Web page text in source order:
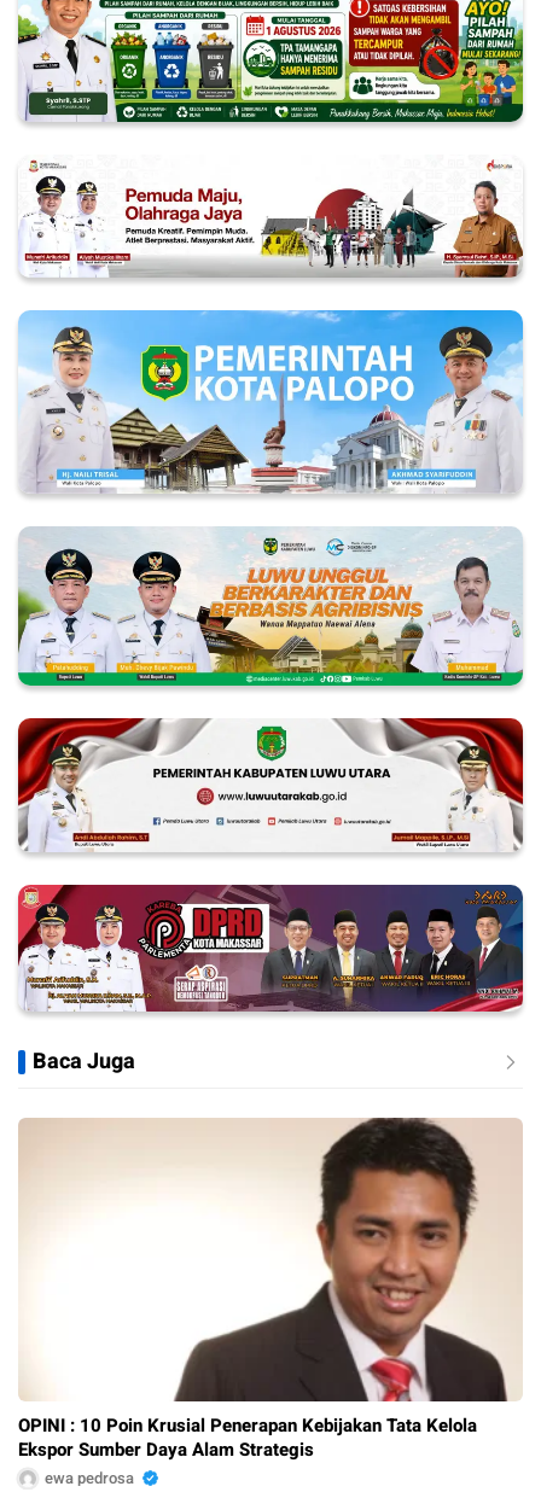
Baca Juga
OPINI : 10 Poin Krusial Penerapan Kebijakan Tata Kelola
Ekspor Sumber Daya Alam Strategis
ewa pedrosa